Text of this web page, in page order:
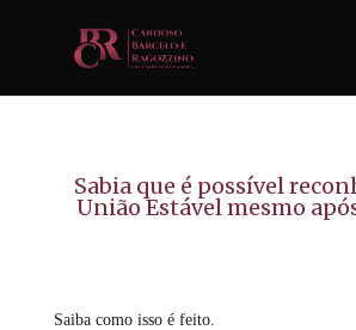
Sabia que é possível
União Estável mesmo
Saiba como isso é feito.